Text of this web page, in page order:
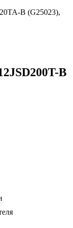
B (G25023),
B